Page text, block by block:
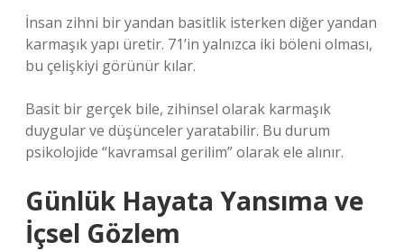
İnsan zihni bir yandan basitlik isterken diğer yandan
karmaşık yapı üretir. 71’in yalnızca iki böleni olması,
bu çelişkiyi görünür kılar.
Basit bir gerçek bile, zihinsel olarak karmaşık
duygular ve düşünceler yaratabilir. Bu durum
psikolojide “kavramsal gerilim” olarak ele alınır.
Günlük Hayata Yansıma ve
İçsel Gözlem